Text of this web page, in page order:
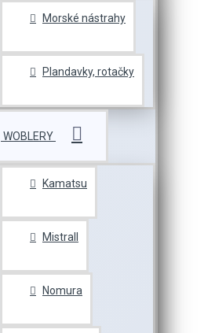
Morské nástrahy
Plandavky, rotačky
WOBLERY
Kamatsu
Mistrall
Nomura